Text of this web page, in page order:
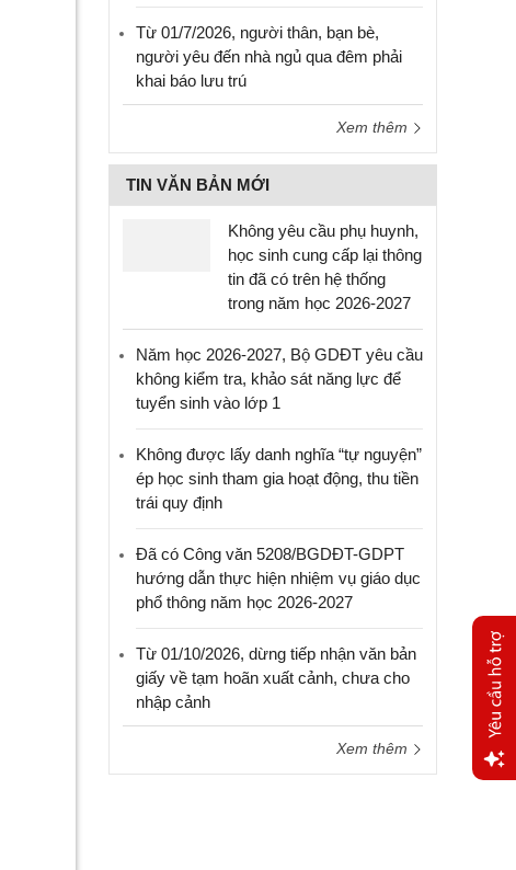
Từ 01/7/2026, người thân, bạn bè,
người yêu đến nhà ngủ qua đêm phải
khai báo lưu trú
Xem thêm
TIN VĂN BẢN MỚI
Không yêu cầu phụ huynh,
học sinh cung cấp lại thông
tin đã có trên hệ thống
trong năm học 2026-2027
Năm học 2026-2027, Bộ GDĐT yêu cầu
không kiểm tra, khảo sát năng lực để
tuyển sinh vào lớp 1
Không được lấy danh nghĩa “tự nguyện”
ép học sinh tham gia hoạt động, thu tiền
trái quy định
Đã có Công văn 5208/BGDĐT-GDPT
hướng dẫn thực hiện nhiệm vụ giáo dục
phổ thông năm học 2026-2027
Từ 01/10/2026, dừng tiếp nhận văn bản
giấy về tạm hoãn xuất cảnh, chưa cho
nhập cảnh
Xem thêm